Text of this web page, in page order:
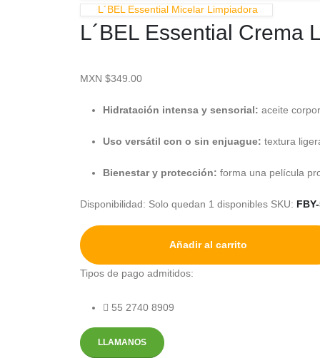
L´BEL Essential Micelar Limpiadora
L´BEL Essential Crema
MXN $349.00
Hidratación intensa y sensorial: aceite
Uso versátil con o sin enjuague: textura
Bienestar y protección: forma una película
Disponibilidad: Solo quedan 1 disponibles SKU:
Añadir al carrito
Tipos de pago admitidos:
55 2740 8909
LLAMANOS